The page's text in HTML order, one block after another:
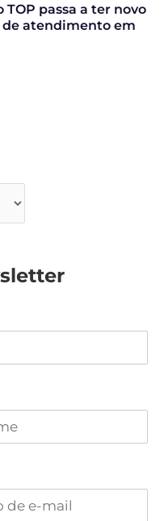
TOP passa a ter novo
atendimento em